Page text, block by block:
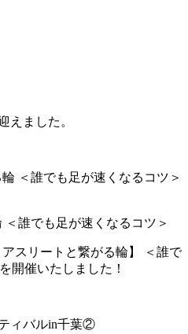
えました。
＜誰でも足が速くなるコツ＞
アスリートと繋がる輪】 ＜誰で
開催いたしました！